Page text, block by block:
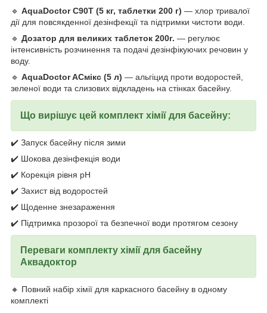
🔹 AquaDoctor C90T (5 кг, таблетки 200 г) — хлор тривалої
дії для повсякденної дезінфекції та підтримки чистоти води.
🔹 Дозатор для великих таблеток 200г. — регулює
інтенсивність розчинення та подачі дезінфікуючих речовин у
воду.
🔹 AquaDoctor ACмікс (5 л) — альгіцид проти водоростей,
зеленої води та слизових відкладень на стінках басейну.
Що вирішує цей комплект хімії для басейну:
✔️ Запуск басейну після зими
✔️ Шокова дезінфекція води
✔️ Корекція рівня pH
✔️ Захист від водоростей
✔️ Щоденне знезараження
✔️ Підтримка прозорої та безпечної води протягом сезону
Переваги комплекту хімії для басейну
Аквадоктор
🔸 Повний набір хімії для каркасного басейну в одному
комплекті